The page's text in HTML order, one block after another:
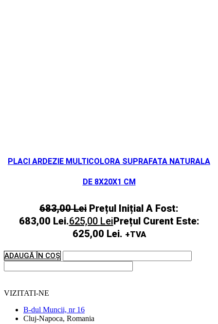
PLACI ARDEZIE MULTICOLORA SUPRAFATA NATURALA
DE 8X20X1 CM
683,00Lei Prețul Inițial A Fost:
683,00 Lei.625,00 LeiPrețul Curent Este:
625,00 Lei. +TVA
ADAUGĂ ÎN COȘ
VIZITATI-NE
B-dul Muncii, nr 16
Cluj-Napoca, Romania